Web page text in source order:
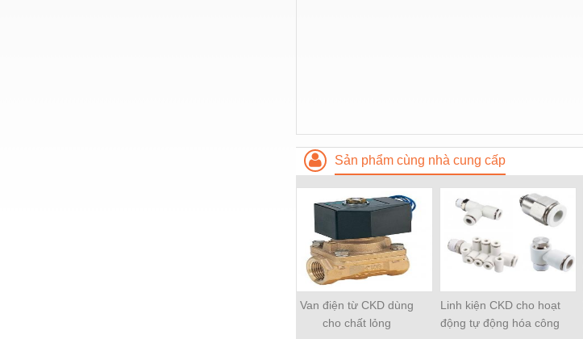
Sản phẩm cùng nhà cung cấp
Van điện từ CKD dùng
cho chất lỏng
Linh kiện CKD cho hoạt
động tự động hóa công